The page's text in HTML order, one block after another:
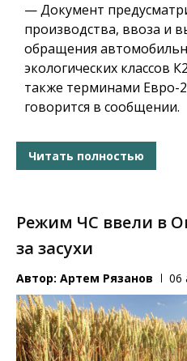
— Документ
производства, ввоза и
обращения
экологических классов
также терминами Евро-
говорится в сообщении.
Читать полностью
Режим ЧС ввели в
за засухи
Автор: Артем Рязанов 06